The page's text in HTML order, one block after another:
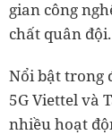
gian công
chất quân đội.
Nổi bật trong
5G Viettel và
nhiều hoạt